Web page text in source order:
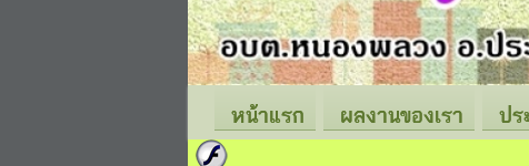
หน้าแรก ผลงานของเรา ป